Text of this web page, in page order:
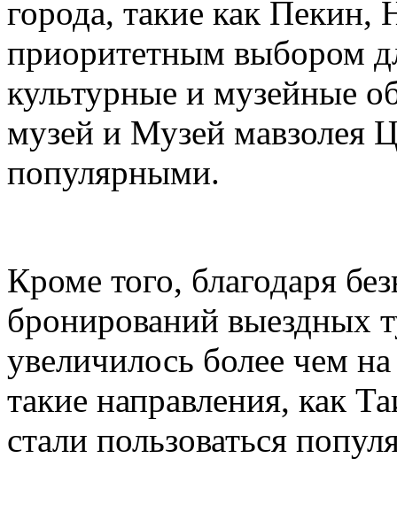
города, такие как Пекин,
приоритетным выбором
культурные и музейные
музей и Музей мавзолея
популярными.
Кроме того, благодаря
бронирований выездных
увеличилось более чем
такие направления, как
стали пользоваться